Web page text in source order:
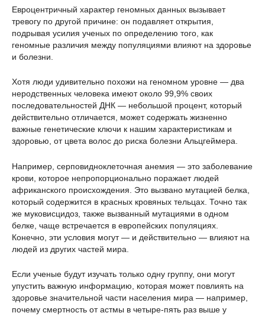
Евроцентричный характер геномных данных вызывает
тревогу по другой причине: он подавляет открытия,
подрывая усилия ученых по определению того, как
геномные различия между популяциями влияют на здоровье
и болезни.
Хотя люди удивительно похожи на геномном уровне — два
неродственных человека имеют около 99,9% своих
последовательностей ДНК — небольшой процент, который
действительно отличается, может содержать жизненно
важные генетические ключи к нашим характеристикам и
здоровью, от цвета волос до риска болезни Альцгеймера.
Например, серповидноклеточная анемия — это заболевание
крови, которое непропорционально поражает людей
африканского происхождения. Это вызвано мутацией белка,
который содержится в красных кровяных тельцах. Точно так
же муковисцидоз, также вызванный мутациями в одном
белке, чаще встречается в европейских популяциях.
Конечно, эти условия могут — и действительно — влияют на
людей из других частей мира.
Если ученые будут изучать только одну группу, они могут
упустить важную информацию, которая может повлиять на
здоровье значительной части населения мира — например,
почему смертность от астмы в четыре-пять раз выше у